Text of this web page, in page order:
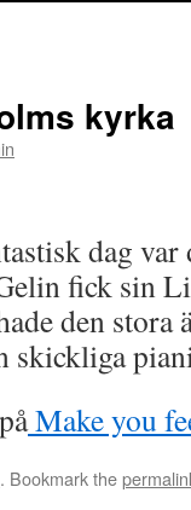
kyrka
dag
fick sin
den stora
skickliga
Make you
. Bookmark the